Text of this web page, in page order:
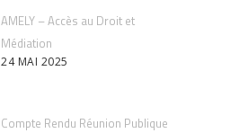
AMELY – Accès au Droit et
Médiation
24 MAI 2025
Compte Rendu Réunion Publique